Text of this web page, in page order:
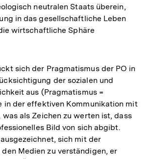
neutralen Staats überein,
in das gesellschaftliche Leben
wirtschaftliche Sphäre
sich der Pragmatismus der PO in
der sozialen und
aus (Pragmatismus =
in der effektiven Kommunikation mit
als Zeichen zu werten ist, dass
Bild von sich abgibt.
sich mit der
Medien zu verständigen, er